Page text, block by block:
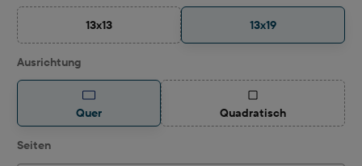
13x13
(Diese Option ist zurzeit nicht verfügbar.)
13x19
Ausrichtungauswählen
Quer Quadratisch(Diese Option ist
Seitenauswählen